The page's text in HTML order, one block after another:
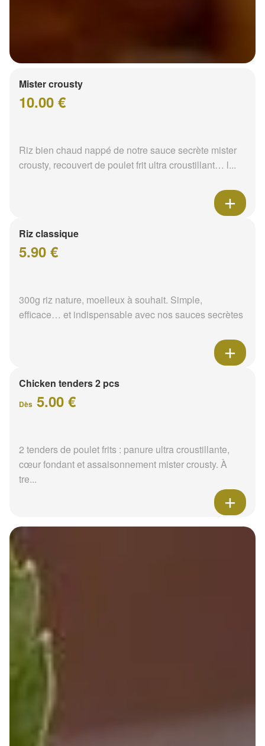
Mister crousty
10.00 €
Riz bien chaud nappé de notre sauce secrète mister
crousty, recouvert de poulet frit ultra croustillant… l...
Riz classique
5.90 €
300g riz nature, moelleux à souhait. Simple,
efficace… et indispensable avec nos sauces secrètes
Chicken tenders 2 pcs
Dès 5.00 €
2 tenders de poulet frits : panure ultra croustillante,
cœur fondant et assaisonnement mister crousty. À
tre...